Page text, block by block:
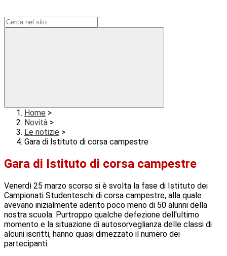
Home >
Novità >
Le notizie >
Gara di Istituto di corsa campestre
Gara di Istituto di corsa campestre
Venerdì 25 marzo scorso si è svolta la fase di Istituto dei
Campionati Studenteschi di corsa campestre, alla quale
avevano inizialmente aderito poco meno di 50 alunni della
nostra scuola. Purtroppo qualche defezione dell'ultimo
momento e la situazione di autosorveglianza delle classi di
alcuni iscritti, hanno quasi dimezzato il numero dei
partecipanti.